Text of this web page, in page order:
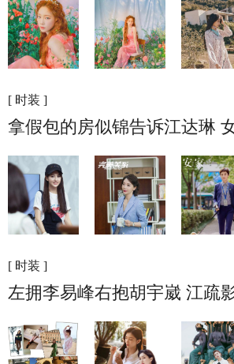
[ 时装 ]
拿假包的房似锦告诉江达琳
[ 时装 ]
左拥李易峰右抱胡宇崴 江疏